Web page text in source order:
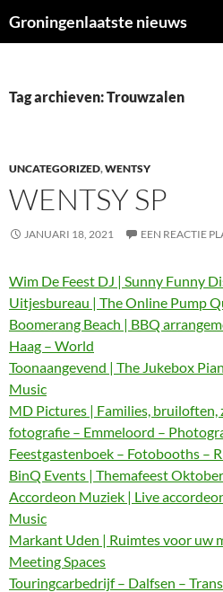
naar
Groningenlaatste nieuws
Tag archieven: Trouwzalen
UNCATEGORIZED,WENTSY
WENTSY SP
JANUARI 18, 2021 EEN REACTIE
Wim De Feest DJ | Sunny Funny
Uitjesbureau | The Online Pump
Boomerang Beach | BBQ
Haag – World
Toonaangevend | The Jukebox
Music
MD Pictures | Families, bruiloften,
fotografie – Emmeloord –
Feestgastenboek – Fotobooths –
BinQ Events | Themafeest
Accordeon Muziek | Live
Music
Markant Uden | Ruimtes voor uw
Meeting Spaces
Touringcarbedrijf – Dalfsen –